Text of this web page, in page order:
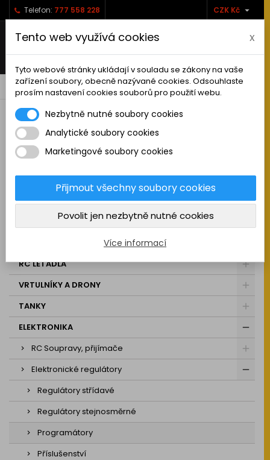
Telefon: 777 558 228 CZK Kč 
   shopping_cart0
RC AUTA
KAMIONY A NÁKLADNÍ AUTA
MAKETOVÉ DOPLŇKY
STAVEBNÍ STROJE
RC LETADLA
VRTULNÍKY A DRONY
TANKY
ELEKTRONIKA
RC Soupravy, přijímače
Elektronické regulátory
Regulátory střídavé
Regulátory stejnosměrné
Programátory
Příslušenství
Tento web využívá cookies x
Tyto webové stránky ukládají v souladu se zákony na vaše
zařízení soubory, obecně nazývané cookies. Odsouhlaste
prosím nastavení cookies souborů pro použití webu.
Nezbytně nutné soubory cookies
Analytické soubory cookies
Marketingové soubory cookies
Přijmout všechny soubory cookies
Povolit jen nezbytně nutné cookies
Více informací